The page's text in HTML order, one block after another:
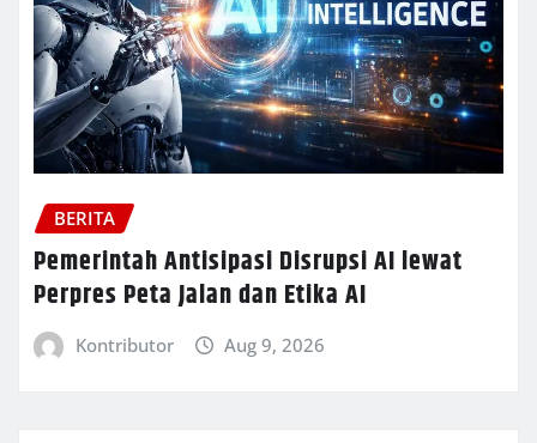
BERITA
Pemerintah Antisipasi Disrupsi AI lewat
Perpres Peta Jalan dan Etika AI
Kontributor Aug 9, 2026